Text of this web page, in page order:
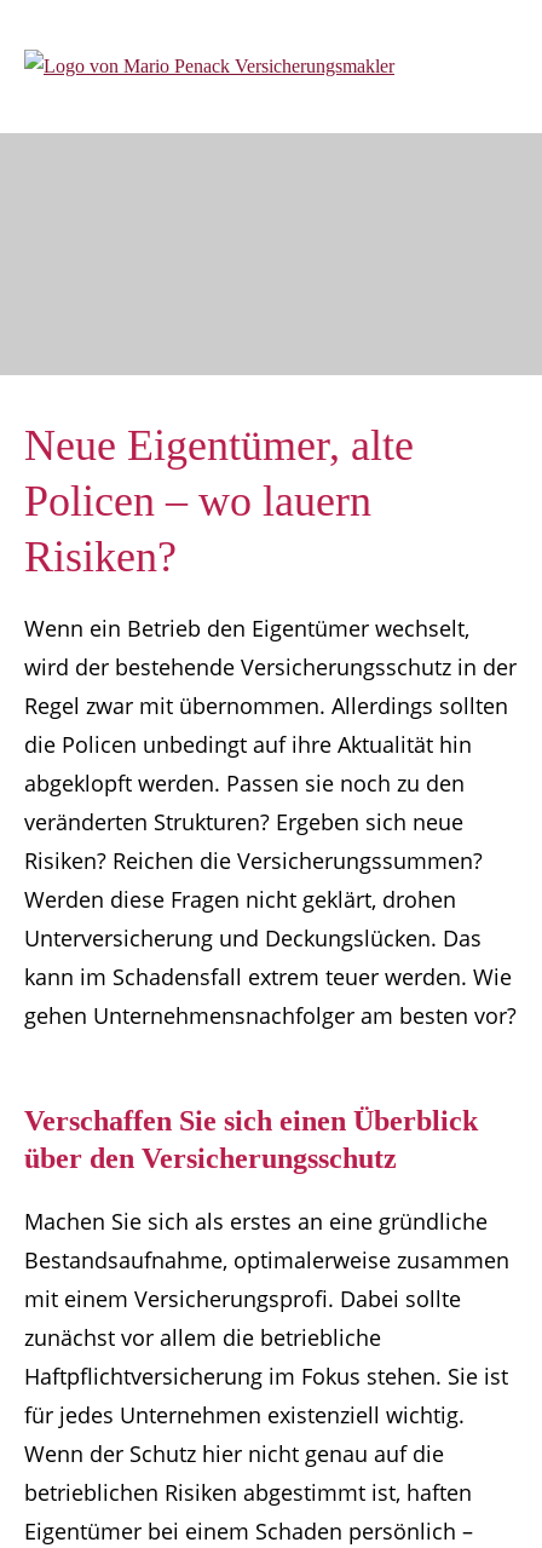
Neue Eigentümer, alte
Policen – wo lauern
Risiken?
Wenn ein Betrieb den Eigentümer wechselt,
wird der bestehende Versicherungsschutz in der
Regel zwar mit übernommen. Allerdings sollten
die Policen unbedingt auf ihre Aktualität hin
abgeklopft werden. Passen sie noch zu den
veränderten Strukturen? Ergeben sich neue
Risiken? Reichen die Versicherungssummen?
Werden diese Fragen nicht geklärt, drohen
Unterversicherung und Deckungslücken. Das
kann im Schadensfall extrem teuer werden. Wie
gehen Unternehmensnachfolger am besten vor?
Verschaffen Sie sich einen Überblick
über den Versicherungsschutz
Machen Sie sich als erstes an eine gründliche
Bestandsaufnahme, optimalerweise zusammen
mit einem Versicherungsprofi. Dabei sollte
zunächst vor allem die betriebliche
Haftpflichtversicherung im Fokus stehen. Sie ist
für jedes Unternehmen existenziell wichtig.
Wenn der Schutz hier nicht genau auf die
betrieblichen Risiken abgestimmt ist, haften
Eigentümer bei einem Schaden persönlich –